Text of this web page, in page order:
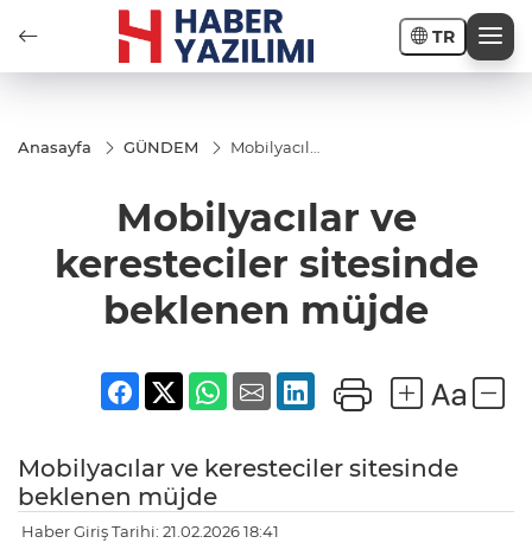
TR
Anasayfa GÜNDEM
Mobilyacılar
beklenen
müjde
Mobilyacılar ve
keresteciler sitesinde
beklenen müjde
Mobilyacılar ve keresteciler sitesinde
beklenen müjde
Haber Giriş Tarihi: 21.02.2026 18:41